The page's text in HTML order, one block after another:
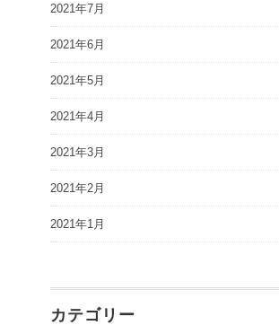
2021年7月
2021年6月
2021年5月
2021年4月
2021年3月
2021年2月
2021年1月
カテゴリー